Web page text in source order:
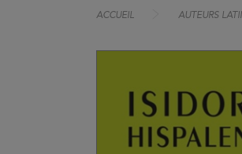
ACCUEIL AUTEURS